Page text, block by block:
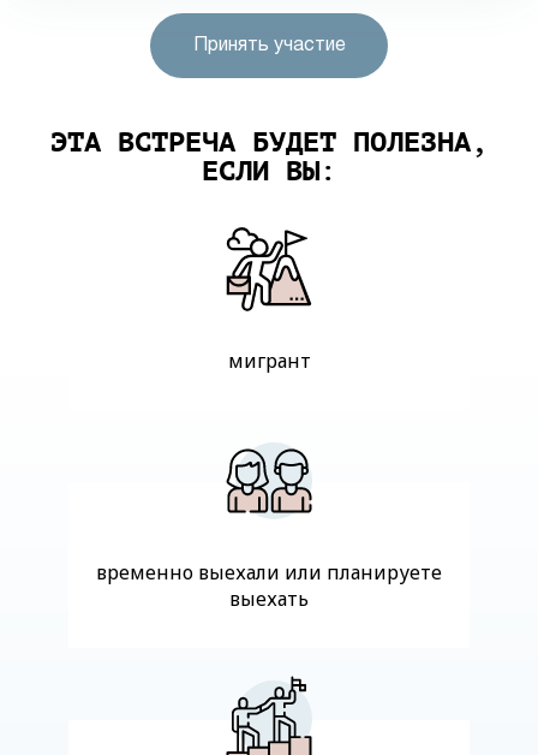
Принять участие
ЭТА ВСТРЕЧА БУДЕТ ПОЛЕЗНА,
ЕСЛИ ВЫ:
мигрант
временно выехали или планируете
выехать